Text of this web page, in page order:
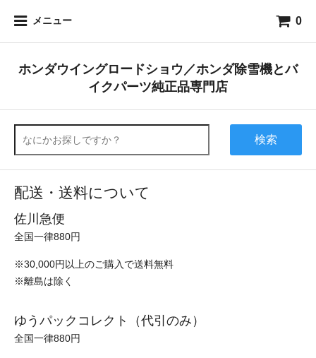
メニュー 0
ホンダウイングロードショウ／ホンダ除雪機とバ
イクパーツ純正品専門店
検索
配送・送料について
佐川急便
全国一律880円
※30,000円以上のご購入で送料無料
※離島は除く
ゆうパックコレクト（代引のみ）
全国一律880円